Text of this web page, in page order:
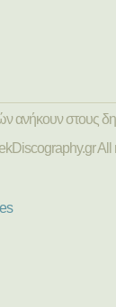
ανήκουν στους
All